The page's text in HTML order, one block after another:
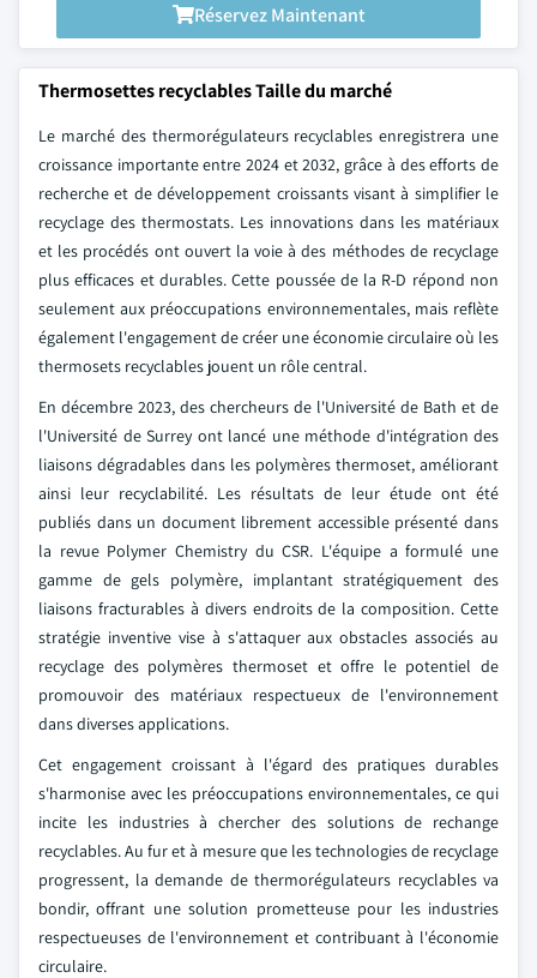
Réservez Maintenant
Thermosettes recyclables Taille du marché
Le marché des thermorégulateurs recyclables enregistrera une
croissance importante entre 2024 et 2032, grâce à des efforts de
recherche et de développement croissants visant à simplifier le
recyclage des thermostats. Les innovations dans les matériaux
et les procédés ont ouvert la voie à des méthodes de recyclage
plus efficaces et durables. Cette poussée de la R-D répond non
seulement aux préoccupations environnementales, mais reflète
également l'engagement de créer une économie circulaire où les
thermosets recyclables jouent un rôle central.
En décembre 2023, des chercheurs de l'Université de Bath et de
l'Université de Surrey ont lancé une méthode d'intégration des
liaisons dégradables dans les polymères thermoset, améliorant
ainsi leur recyclabilité. Les résultats de leur étude ont été
publiés dans un document librement accessible présenté dans
la revue Polymer Chemistry du CSR. L'équipe a formulé une
gamme de gels polymère, implantant stratégiquement des
liaisons fracturables à divers endroits de la composition. Cette
stratégie inventive vise à s'attaquer aux obstacles associés au
recyclage des polymères thermoset et offre le potentiel de
promouvoir des matériaux respectueux de l'environnement
dans diverses applications.
Cet engagement croissant à l'égard des pratiques durables
s'harmonise avec les préoccupations environnementales, ce qui
incite les industries à chercher des solutions de rechange
recyclables. Au fur et à mesure que les technologies de recyclage
progressent, la demande de thermorégulateurs recyclables va
bondir, offrant une solution prometteuse pour les industries
respectueuses de l'environnement et contribuant à l'économie
circulaire.